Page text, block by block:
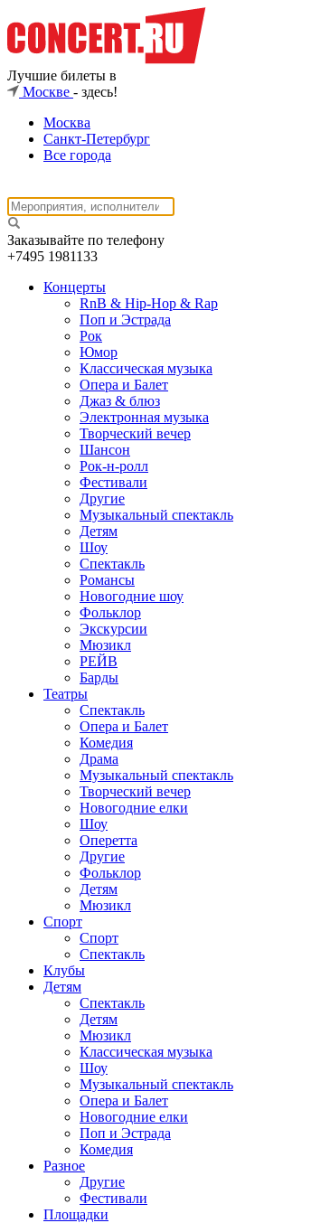
Лучшие билеты в
Москве - здесь!
Москва
Санкт-Петербург
Все города
Заказывайте по телефону
+7495 1981133
Концерты
RnB & Hip-Hop & Rap
Поп и Эстрада
Рок
Юмор
Классическая музыка
Опера и Балет
Джаз & блюз
Электронная музыка
Творческий вечер
Шансон
Рок-н-ролл
Фестивали
Другие
Музыкальный спектакль
Детям
Шоу
Спектакль
Романсы
Новогодние шоу
Фольклор
Экскурсии
Мюзикл
РЕЙВ
Барды
Театры
Спектакль
Опера и Балет
Комедия
Драма
Музыкальный спектакль
Творческий вечер
Новогодние елки
Шоу
Оперетта
Другие
Фольклор
Детям
Мюзикл
Спорт
Спорт
Спектакль
Клубы
Детям
Спектакль
Детям
Мюзикл
Классическая музыка
Шоу
Музыкальный спектакль
Опера и Балет
Новогодние елки
Поп и Эстрада
Комедия
Разное
Другие
Фестивали
Площадки